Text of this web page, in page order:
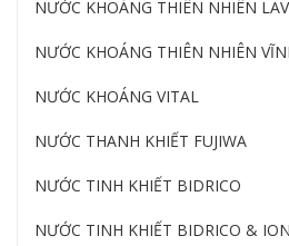
NƯỚC KHOÁNG THIÊN NHIÊN
NƯỚC KHOÁNG THIÊN NHIÊN
NƯỚC KHOÁNG VITAL
NƯỚC THANH KHIẾT FUJIWA
NƯỚC TINH KHIẾT BIDRICO
NƯỚC TINH KHIẾT BIDRICO &